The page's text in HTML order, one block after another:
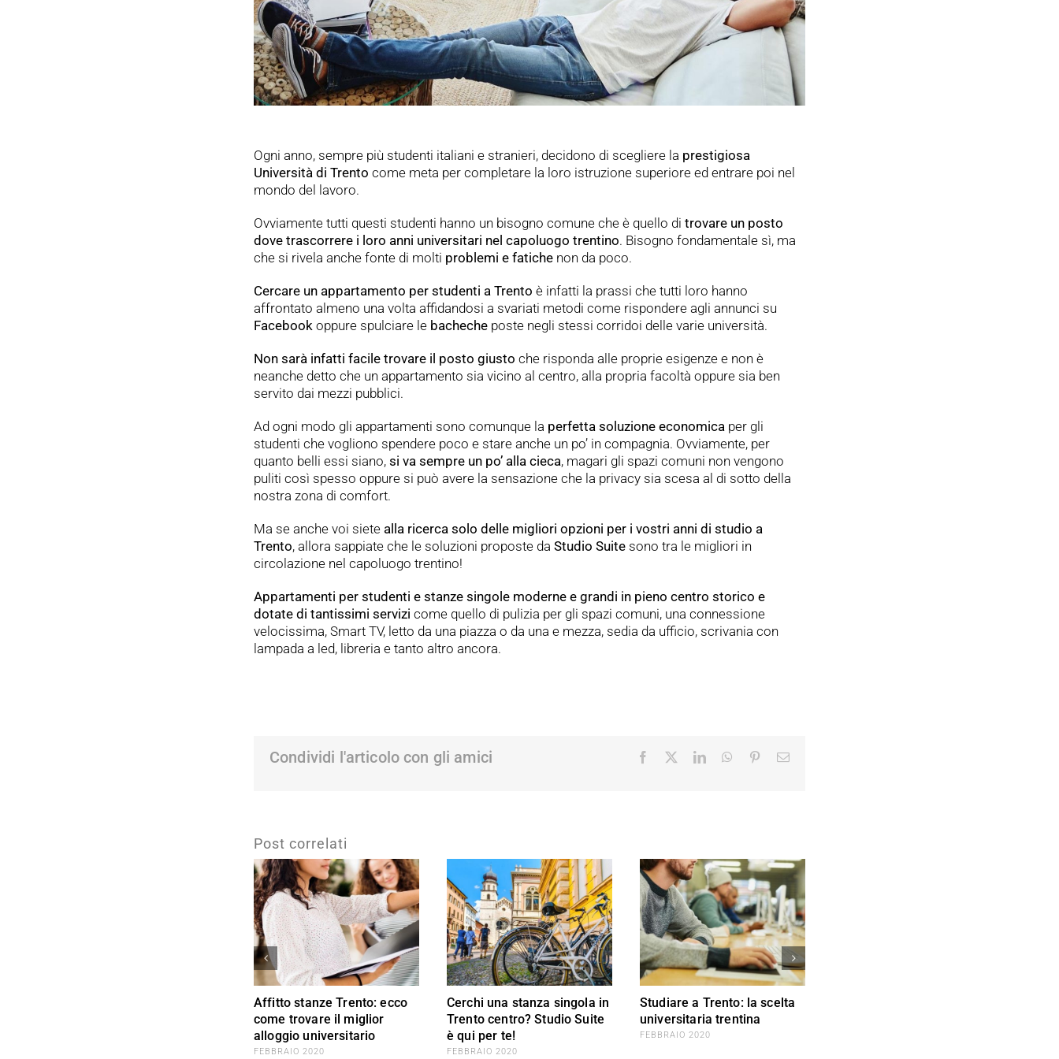
Ogni anno, sempre più studenti italiani e stranieri, decidono di scegliere la prestigiosa
Università di Trento come meta per completare la loro istruzione superiore ed entrare poi nel
mondo del lavoro.
Ovviamente tutti questi studenti hanno un bisogno comune che è quello di trovare un posto
dove trascorrere i loro anni universitari nel capoluogo trentino. Bisogno fondamentale sì, ma
che si rivela anche fonte di molti problemi e fatiche non da poco.
Cercare un appartamento per studenti a Trento è infatti la prassi che tutti loro hanno
affrontato almeno una volta affidandosi a svariati metodi come rispondere agli annunci su
Facebook oppure spulciare le bacheche poste negli stessi corridoi delle varie università.
Non sarà infatti facile trovare il posto giusto che risponda alle proprie esigenze e non è
neanche detto che un appartamento sia vicino al centro, alla propria facoltà oppure sia ben
servito dai mezzi pubblici.
Ad ogni modo gli appartamenti sono comunque la perfetta soluzione economica per gli
studenti che vogliono spendere poco e stare anche un po’ in compagnia. Ovviamente, per
quanto belli essi siano, si va sempre un po’ alla cieca, magari gli spazi comuni non vengono
puliti così spesso oppure si può avere la sensazione che la privacy sia scesa al di sotto della
nostra zona di comfort.
Ma se anche voi siete alla ricerca solo delle migliori opzioni per i vostri anni di studio a
Trento, allora sappiate che le soluzioni proposte da Studio Suite sono tra le migliori in
circolazione nel capoluogo trentino!
Appartamenti per studenti e stanze singole moderne e grandi in pieno centro storico e
dotate di tantissimi servizi come quello di pulizia per gli spazi comuni, una connessione
velocissima, Smart TV, letto da una piazza o da una e mezza, sedia da ufficio, scrivania con
lampada a led, libreria e tanto altro ancora.
Condividi l'articolo con gli amici Facebook LinkedInWhatsApp
PinterestEmail
Post correlati
Affitto stanze Trento: ecco
come trovare il miglior
alloggio universitario
FEBBRAIO 2020
Cerchi una stanza singola in
Trento centro? Studio Suite
è qui per te!
FEBBRAIO 2020
Studiare a Trento: la scelta
universitaria trentina
FEBBRAIO 2020